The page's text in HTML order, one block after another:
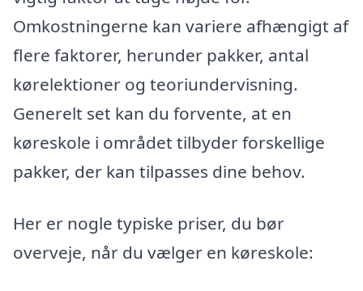
Omkostningerne kan variere afhængigt af
flere faktorer, herunder pakker, antal
kørelektioner og teoriundervisning.
Generelt set kan du forvente, at en
køreskole i området tilbyder forskellige
pakker, der kan tilpasses dine behov.
Her er nogle typiske priser, du bør
overveje, når du vælger en køreskole: